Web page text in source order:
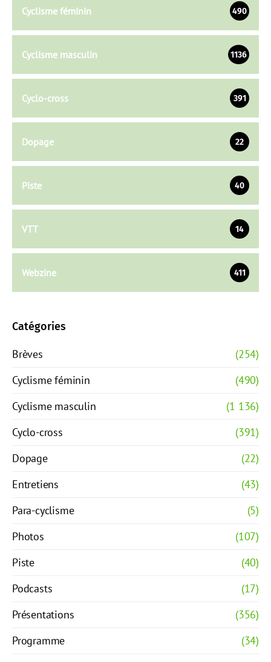
Cyclisme féminin 490
Cyclisme masculin 1136
Cyclo-cross 391
Dopage 22
Piste 40
VTT 14
Webzine 411
Catégories
Brèves
(254)
Cyclisme féminin
(490)
Cyclisme masculin
(1 136)
Cyclo-cross
(391)
Dopage
(22)
Entretiens
(43)
Para-cyclisme
(5)
Photos
(107)
Piste
(40)
Podcasts
(17)
Présentations
(356)
Programme
(34)